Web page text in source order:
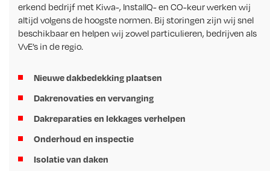
erkend bedrijf met Kiwa-, InstallQ- en CO-keur werken wij
altijd volgens de hoogste normen. Bij storingen zijn wij snel
beschikbaar en helpen wij zowel particulieren, bedrijven als
VvE’s in de regio.
Nieuwe dakbedekking plaatsen
Dakrenovaties en vervanging
Dakreparaties en lekkages verhelpen
Onderhoud en inspectie
Isolatie van daken